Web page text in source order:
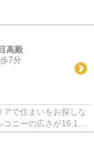
高殿
7分
で住まいをお探しな
コニーの広さが16.15